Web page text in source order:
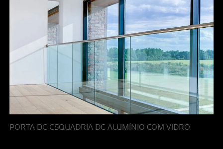
PORTA DE ESQUADRIA DE ALUMÍNIO COM VIDRO